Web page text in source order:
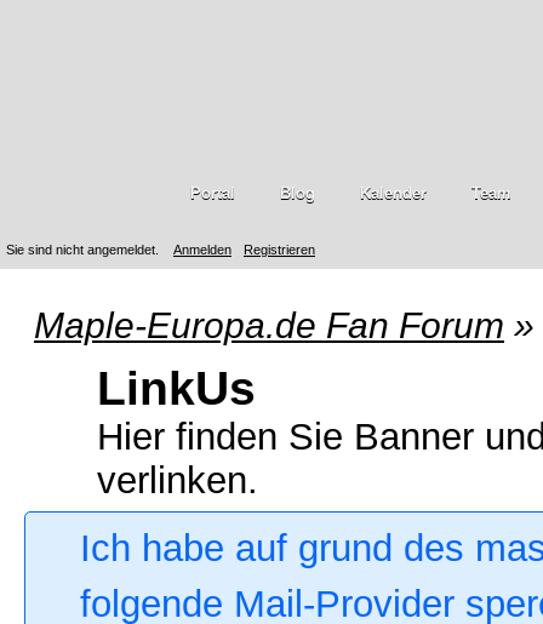
Sie sind nicht angemeldet. Anmelden Registrieren
Portal Blog Kalender Team
Maple-Europa.de Fan Forum »
LinkUs
Hier finden Sie Banner
verlinken.
Ich habe auf grund des
folgende Mail-Provider